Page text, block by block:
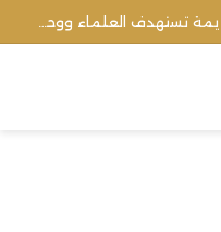
الأوقاف الفلسطينية تنفي صحة تعميم يمنع رفع الأذان عبر السماعات الخارجية للمساجد القريبة من المستوطنات